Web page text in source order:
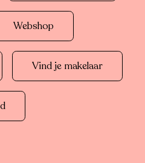
Webshop
Vind je makelaar